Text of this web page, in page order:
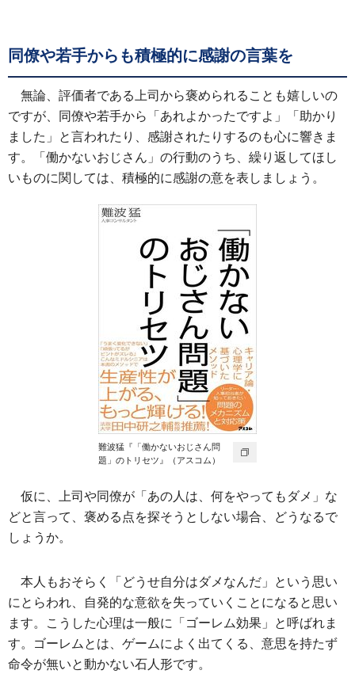
同僚や若手からも積極的に感謝の言葉を
無論、評価者である上司から褒められることも嬉しいの
ですが、同僚や若手から「あれよかったですよ」「助かり
ました」と言われたり、感謝されたりするのも心に響きま
す。「働かないおじさん」の行動のうち、繰り返してほし
いものに関しては、積極的に感謝の意を表しましょう。
難波猛『「働かないおじさん問
題」のトリセツ』（アスコム）
仮に、上司や同僚が「あの人は、何をやってもダメ」な
どと言って、褒める点を探そうとしない場合、どうなるで
しょうか。
本人もおそらく「どうせ自分はダメなんだ」という思い
にとらわれ、自発的な意欲を失っていくことになると思い
ます。こうした心理は一般に「ゴーレム効果」と呼ばれま
す。ゴーレムとは、ゲームによく出てくる、意思を持たず
命令が無いと動かない石人形です。